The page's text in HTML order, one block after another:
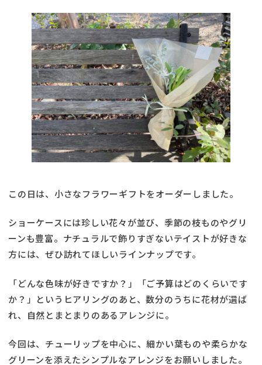
この日は、小さなフラワーギフトをオーダーしました。
ショーケースには珍しい花々が並び、季節の枝ものやグリ
ーンも豊富。ナチュラルで飾りすぎないテイストが好きな
方には、ぜひ訪れてほしいラインナップです。
「どんな色味が好きですか？」「ご予算はどのくらいです
か？」というヒアリングのあと、数分のうちに花材が選ば
れ、自然とまとまりのあるアレンジに。
今回は、チューリップを中心に、細かい葉ものや柔らかな
グリーンを添えたシンプルなアレンジをお願いしました。